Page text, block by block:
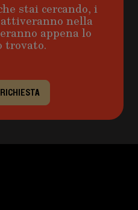
stai cercando, i
nella
appena lo
trovato.